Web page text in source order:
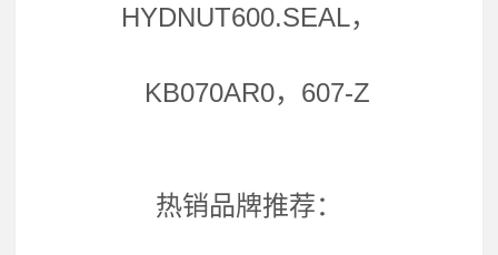
HYDNUT600.SEAL，
KB070AR0，607-Z
热销品牌推荐：